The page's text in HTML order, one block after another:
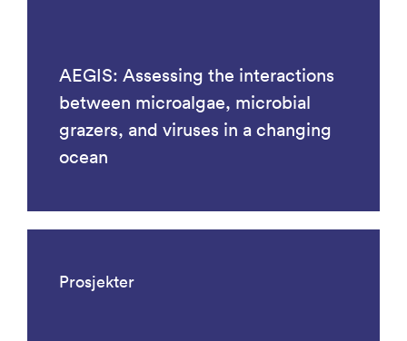
AEGIS: Assessing the interactions
between microalgae, microbial
grazers, and viruses in a changing
ocean
Prosjekter